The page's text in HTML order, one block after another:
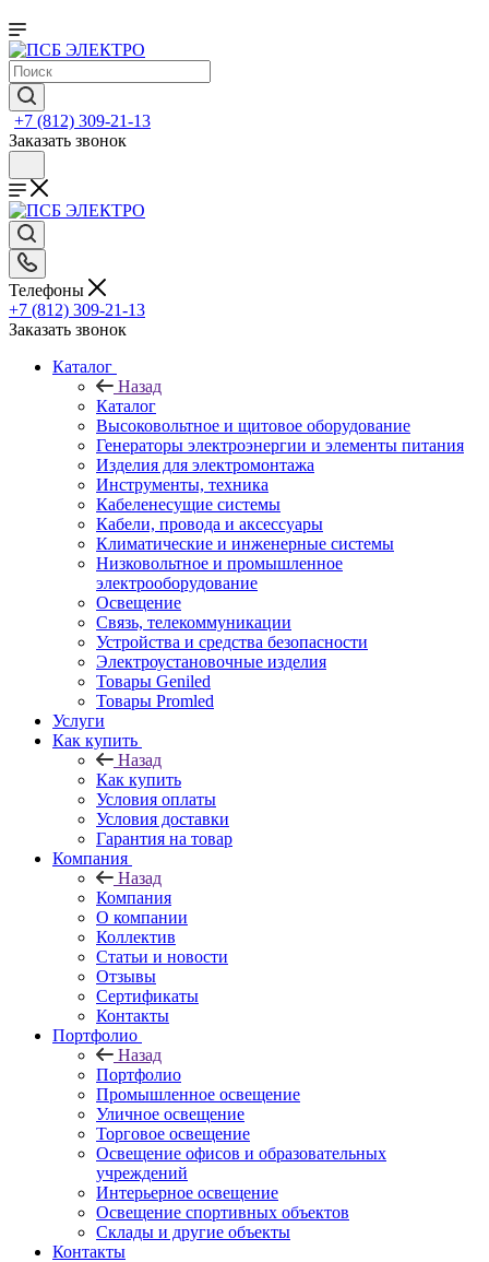
+7 (812) 309-21-13
Заказать звонок
Телефоны
+7 (812) 309-21-13
Заказать звонок
Каталог
Назад
Каталог
Высоковольтное и щитовое оборудование
Генераторы электроэнергии и элементы питания
Изделия для электромонтажа
Инструменты, техника
Кабеленесущие системы
Кабели, провода и аксессуары
Климатические и инженерные системы
Низковольтное и промышленное
электрооборудование
Освещение
Связь, телекоммуникации
Устройства и средства безопасности
Электроустановочные изделия
Товары Geniled
Товары Promled
Услуги
Как купить
Назад
Как купить
Условия оплаты
Условия доставки
Гарантия на товар
Компания
Назад
Компания
О компании
Коллектив
Статьи и новости
Отзывы
Сертификаты
Контакты
Портфолио
Назад
Портфолио
Промышленное освещение
Уличное освещение
Торговое освещение
Освещение офисов и образовательных
учреждений
Интерьерное освещение
Освещение спортивных объектов
Склады и другие объекты
Контакты